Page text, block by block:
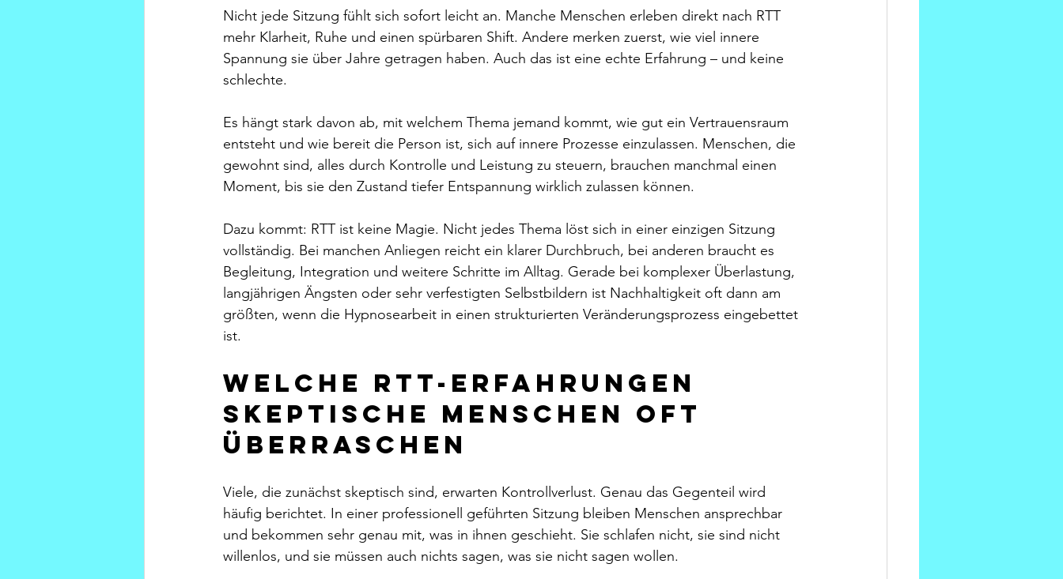
Nicht jede Sitzung fühlt sich sofort leicht an. Manche Menschen erleben direkt nach RTT
mehr Klarheit, Ruhe und einen spürbaren Shift. Andere merken zuerst, wie viel innere
Spannung sie über Jahre getragen haben. Auch das ist eine echte Erfahrung – und keine
schlechte.
Es hängt stark davon ab, mit welchem Thema jemand kommt, wie gut ein Vertrauensraum
entsteht und wie bereit die Person ist, sich auf innere Prozesse einzulassen. Menschen, die
gewohnt sind, alles durch Kontrolle und Leistung zu steuern, brauchen manchmal einen
Moment, bis sie den Zustand tiefer Entspannung wirklich zulassen können.
Dazu kommt: RTT ist keine Magie. Nicht jedes Thema löst sich in einer einzigen Sitzung
vollständig. Bei manchen Anliegen reicht ein klarer Durchbruch, bei anderen braucht es
Begleitung, Integration und weitere Schritte im Alltag. Gerade bei komplexer Überlastung,
langjährigen Ängsten oder sehr verfestigten Selbstbildern ist Nachhaltigkeit oft dann am
größten, wenn die Hypnosearbeit in einen strukturierten Veränderungsprozess eingebettet
ist.
Welche RTT-Erfahrungen
skeptische Menschen oft
überraschen
Viele, die zunächst skeptisch sind, erwarten Kontrollverlust. Genau das Gegenteil wird
häufig berichtet. In einer professionell geführten Sitzung bleiben Menschen ansprechbar
und bekommen sehr genau mit, was in ihnen geschieht. Sie schlafen nicht, sie sind nicht
willenlos, und sie müssen auch nichts sagen, was sie nicht sagen wollen.